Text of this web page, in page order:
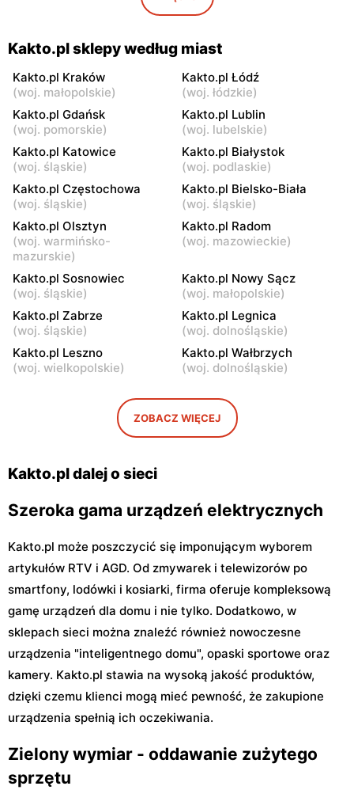
Poniatowskiego 6
Kakto.pl
Radom, ul. Tadeusza
Kościuszki 4
Kakto.pl
Zbuczyn, ul. Lipowa 9 Łuków, ul. Staropijarska 6
Kakto.pl
Zwoleń, ul. Staropuławska
2
Kakto.pl
Kutno, ul. Norberta
Barlickiego 27
Kakto.pl
Ciechanowiec, ul.
Łomżyńska 29
Kakto.pl
Łódź, ul. Łagiewnicka
Kakto.pl
Zgierz, ul. Parzęczewska 21
Kakto.pl
Żuromin, ul. pl. Zielony
Rynek 16
Kakto.pl
Kock, ul. pl. Anny
Kakto.pl
Tłuchowo, ul. 3 Maja 12
Końskie, ul. Warszawska 26
Kakto.pl
Końskie, ul. Kazanowska 3
Kakto.pl sklepy według miast
Kakto.pl Kraków
(woj. małopolskie)
Kakto.pl Łódź
(woj. łódzkie)
Kakto.pl Gdańsk
(woj. pomorskie)
Kakto.pl Lublin
(woj. lubelskie)
Kakto.pl Katowice
(woj. śląskie)
Kakto.pl Białystok
(woj. podlaskie)
Kakto.pl Częstochowa
(woj. śląskie)
Kakto.pl Bielsko-Biała
(woj. śląskie)
Kakto.pl Olsztyn
(woj. warmińsko-
mazurskie)
Kakto.pl Radom
(woj. mazowieckie)
Kakto.pl Sosnowiec
(woj. śląskie)
Kakto.pl Nowy Sącz
(woj. małopolskie)
Kakto.pl Zabrze
(woj. śląskie)
Kakto.pl Legnica
(woj. dolnośląskie)
Kakto.pl Leszno
(woj. wielkopolskie)
Kakto.pl Wałbrzych
(woj. dolnośląskie)
ZOBACZ WIĘCEJ
Kakto.pl dalej o sieci
Szeroka gama urządzeń elektrycznych
Kakto.pl może poszczycić się imponującym wyborem
artykułów RTV i AGD. Od zmywarek i telewizorów po
smartfony, lodówki i kosiarki, firma oferuje kompleksową
gamę urządzeń dla domu i nie tylko. Dodatkowo, w
sklepach sieci można znaleźć również nowoczesne
urządzenia "inteligentnego domu", opaski sportowe oraz
kamery. Kakto.pl stawia na wysoką jakość produktów,
dzięki czemu klienci mogą mieć pewność, że zakupione
urządzenia spełnią ich oczekiwania.
Zielony wymiar - oddawanie zużytego
sprzętu